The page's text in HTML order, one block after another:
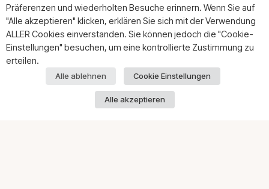
Wiesbaden
Personalvermittlung Mainz
Personalvermittlung
Personalvermittlung
Offenbach
Präferenzen und wiederholten Besuche erinnern. Wenn Sie auf
"Alle akzeptieren" klicken, erklären Sie sich mit der Verwendung
ALLER Cookies einverstanden. Sie können jedoch die "Cookie-
Einstellungen" besuchen, um eine kontrollierte Zustimmung zu
erteilen.
Alle ablehnen Cookie Einstellungen
Alle akzeptieren